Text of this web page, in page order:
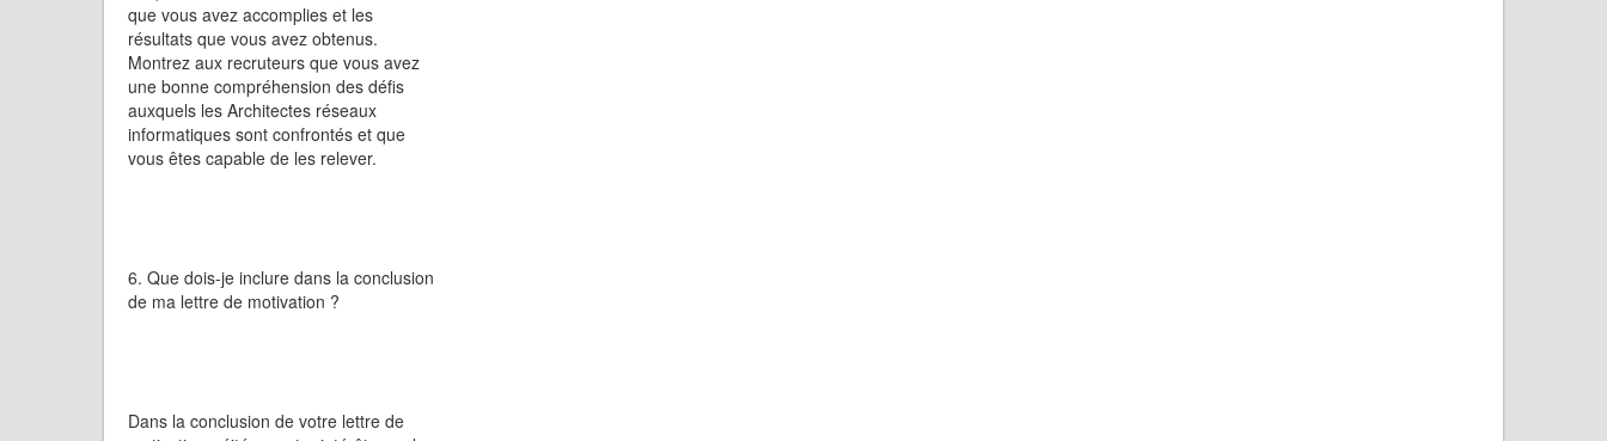
que vous avez accomplies et les
résultats que vous avez obtenus.
Montrez aux recruteurs que vous avez
une bonne compréhension des défis
auxquels les Architectes réseaux
informatiques sont confrontés et que
vous êtes capable de les relever.
6. Que dois-je inclure dans la conclusion
de ma lettre de motivation ?
Dans la conclusion de votre lettre de